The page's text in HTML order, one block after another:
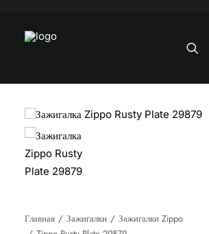
Главная Зажигалки
Зажигалки Zippo